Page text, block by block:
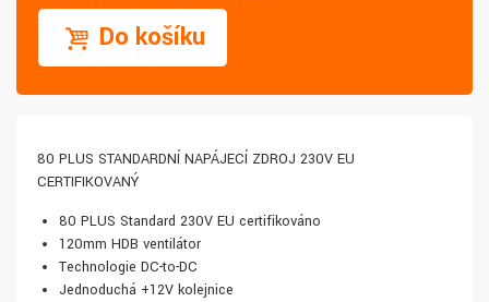
Do košíku
80 PLUS STANDARDNÍ NAPÁJECÍ ZDROJ 230V EU
CERTIFIKOVANÝ
80 PLUS Standard 230V EU certifikováno
120mm HDB ventilátor
Technologie DC-to-DC
Jednoduchá +12V kolejnice